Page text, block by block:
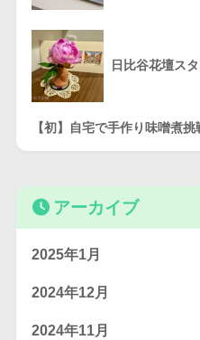
日比谷花壇ス
【初】自宅で手作り味噌煮挑
アーカイブ
2025年1月
2024年12月
2024年11月